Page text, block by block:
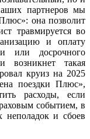
партнеров мы
она позволит
травмируется во
и оплату
или досрочного
возникнет такая
круиз на 2025
поездки Плюс»,
расходы, если
событием, в
неполадок и сбоев